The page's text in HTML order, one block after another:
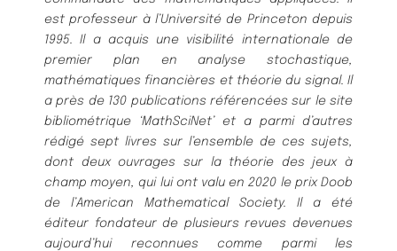
est professeur à l’Université de Princeton depuis
1995. Il a acquis une visibilité internationale de
premier plan en analyse stochastique,
mathématiques financières et théorie du signal. Il
a près de 130 publications référencées sur le site
bibliométrique ‘MathSciNet’ et a parmi d’autres
rédigé sept livres sur l’ensemble de ces sujets,
dont deux ouvrages sur la théorie des jeux à
champ moyen, qui lui ont valu en 2020 le prix Doob
de l’American Mathematical Society. Il a été
éditeur fondateur de plusieurs revues devenues
aujourd’hui reconnues comme parmi les